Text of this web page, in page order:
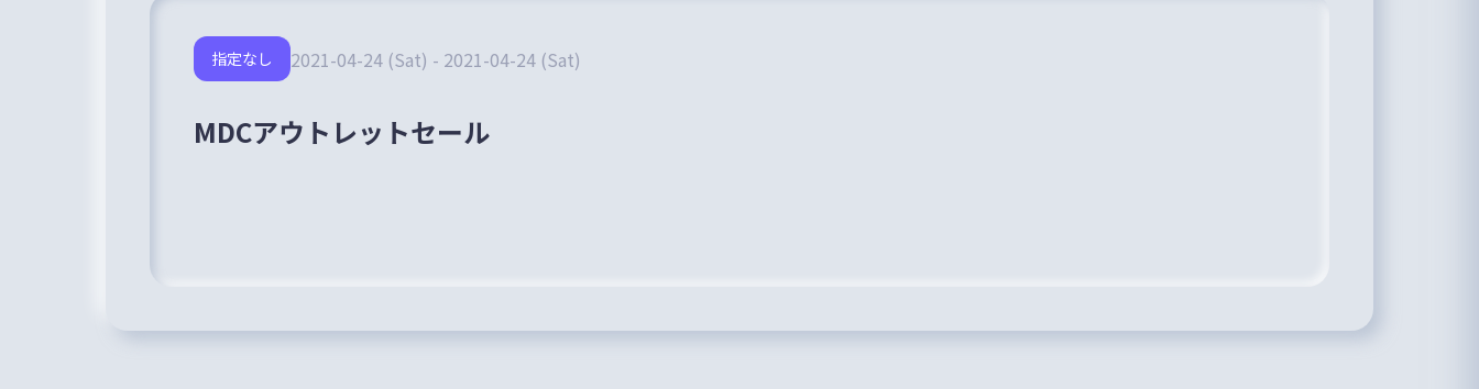
指定なし 2021-04-24 (Sat) - 2021-04-24 (Sat)
MDCアウトレットセール